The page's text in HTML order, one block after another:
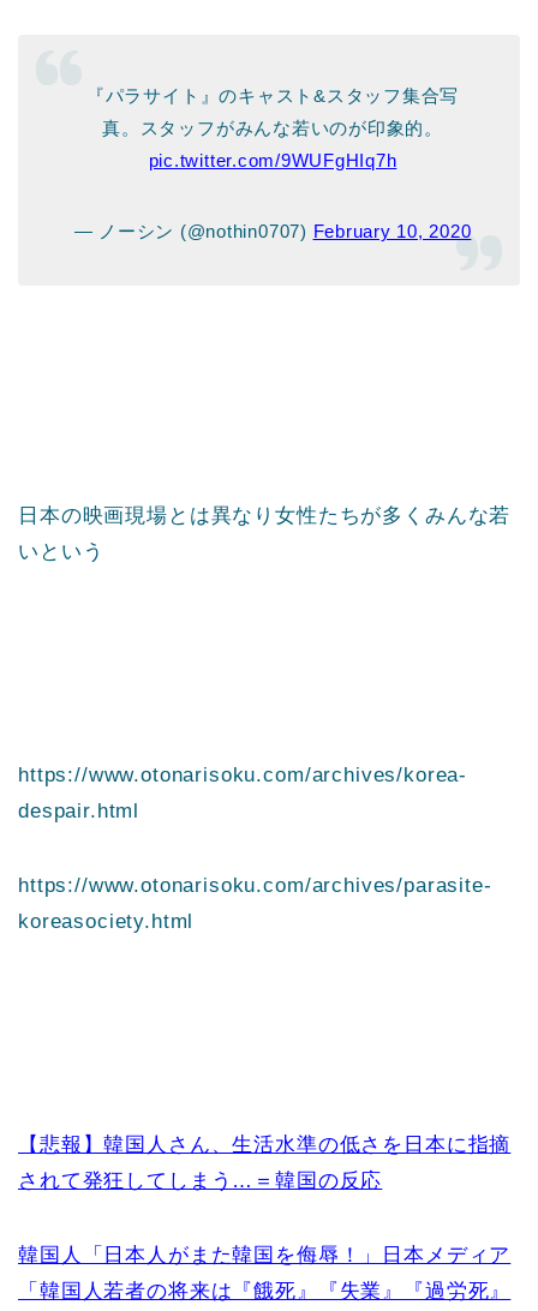
『パラサイト』のキャスト&スタッフ集合写
真。スタッフがみんな若いのが印象的。
pic.twitter.com/9WUFgHIq7h
— ノーシン (@nothin0707) February 10, 2020
日本の映画現場とは異なり女性たちが多くみんな若
いという
https://www.otonarisoku.com/archives/korea-
despair.html
https://www.otonarisoku.com/archives/parasite-
koreasociety.html
【悲報】韓国人さん、生活水準の低さを日本に指摘
されて発狂してしまう…＝韓国の反応
韓国人「日本人がまた韓国を侮辱！」日本メディア
「韓国人若者の将来は『餓死』『失業』『過労死』